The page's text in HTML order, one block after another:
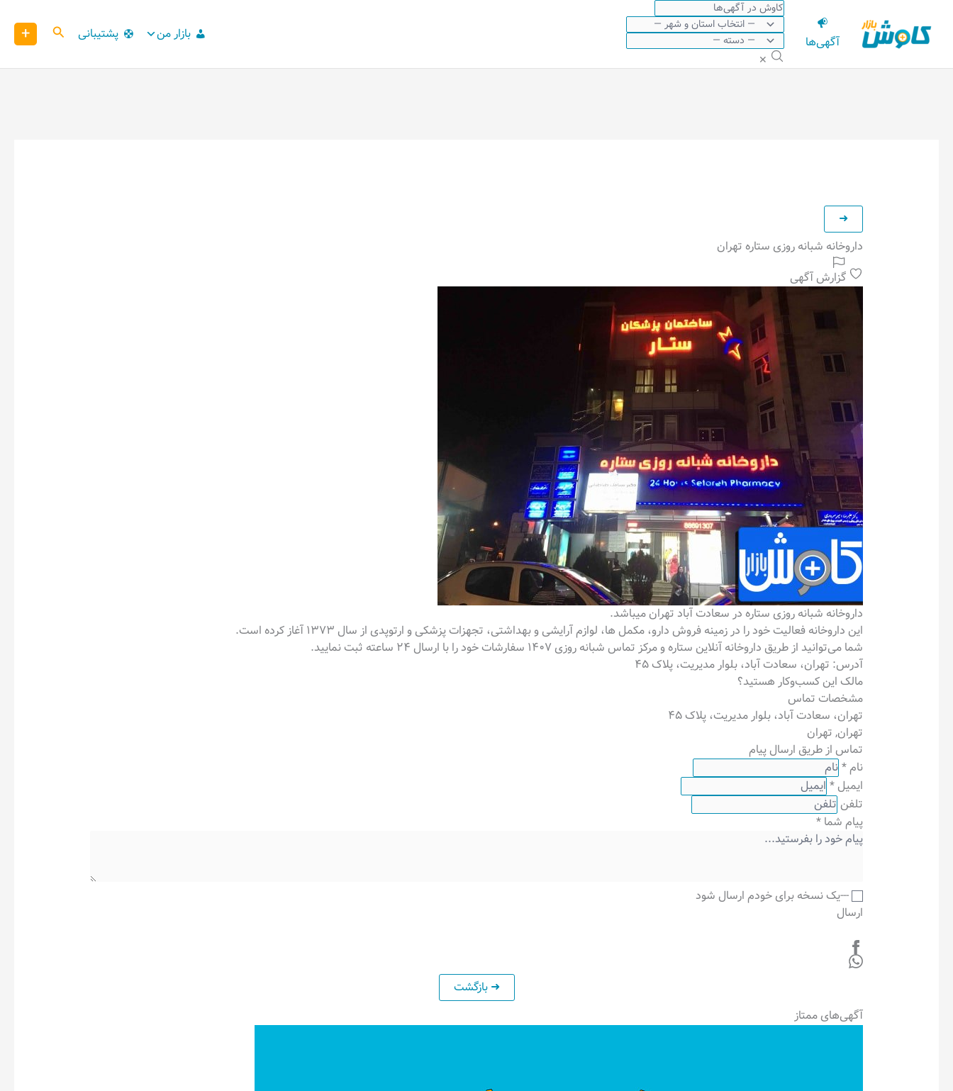
محتوا
آگهی‌ها
✕
بازار من پشتیبانی کاوش +
داروخانه شبانه روزی ستاره تهران
گزارش آگهی
داروخانه شبانه روزی ستاره در سعادت آباد تهران میباشد.
این داروخانه فعالیت خود را در زمینه فروش دارو، مکمل ها، لوازم آرایشی و بهداشتی، تجهزات پزشکی و ارتوپدی از سال ۱۳۷۳ آغاز کرده است.
شما می‌توانید از طریق داروخانه آنلاین ستاره و مرکز تماس شبانه روزی ۱۴۰۷ سفارشات خود را با ارسال ۲۴ ساعته ثبت نمایید.
آدرس: تهران، سعادت آباد، بلوار مدیریت، پلاک ۴۵
مالک این کسب‌وکار هستید؟
مشخصات تماس
تهران، سعادت آباد، بلوار مدیریت، پلاک ۴۵
تهران, تهران
تماس از طریق ارسال پیام
نام*
ایمیل *
تلفن
پیام شما *
---یک نسخه برای خودم ارسال شود
ارسال
آگهی‌های ممتاز